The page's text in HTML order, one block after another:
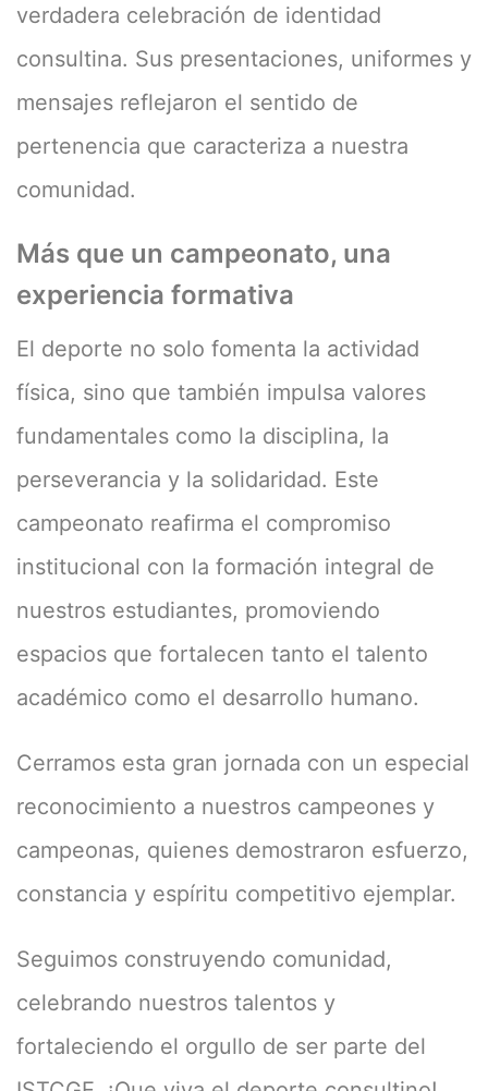
verdadera celebración de identidad
consultina. Sus presentaciones, uniformes y
mensajes reflejaron el sentido de
pertenencia que caracteriza a nuestra
comunidad.
Más que un campeonato, una
experiencia formativa
El deporte no solo fomenta la actividad
física, sino que también impulsa valores
fundamentales como la disciplina, la
perseverancia y la solidaridad. Este
campeonato reafirma el compromiso
institucional con la formación integral de
nuestros estudiantes, promoviendo
espacios que fortalecen tanto el talento
académico como el desarrollo humano.
Cerramos esta gran jornada con un especial
reconocimiento a nuestros campeones y
campeonas, quienes demostraron esfuerzo,
constancia y espíritu competitivo ejemplar.
Seguimos construyendo comunidad,
celebrando nuestros talentos y
fortaleciendo el orgullo de ser parte del